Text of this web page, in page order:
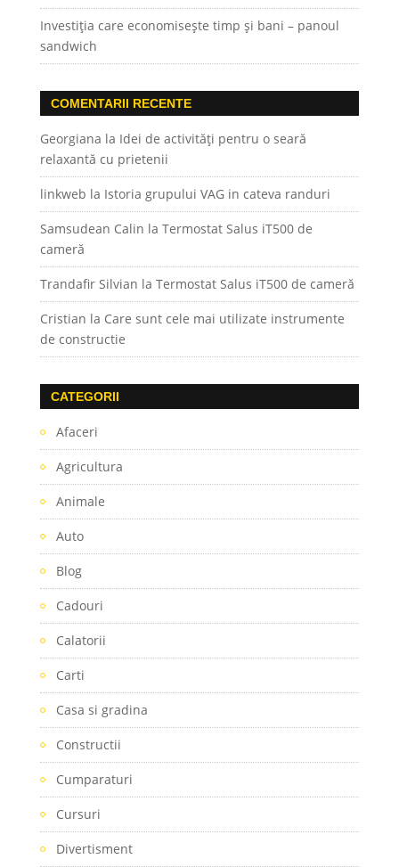
Investiția care economisește timp și bani – panoul
sandwich
COMENTARII RECENTE
Georgiana la Idei de activități pentru o seară
relaxantă cu prietenii
linkweb la Istoria grupului VAG in cateva randuri
Samsudean Calin la Termostat Salus iT500 de
cameră
Trandafir Silvian la Termostat Salus iT500 de cameră
Cristian la Care sunt cele mai utilizate instrumente
de constructie
CATEGORII
Afaceri
Agricultura
Animale
Auto
Blog
Cadouri
Calatorii
Carti
Casa si gradina
Constructii
Cumparaturi
Cursuri
Divertisment